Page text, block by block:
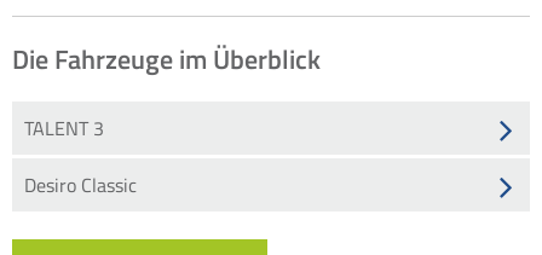
Die Fahrzeuge im Überblick
TALENT 3
Desiro Classic